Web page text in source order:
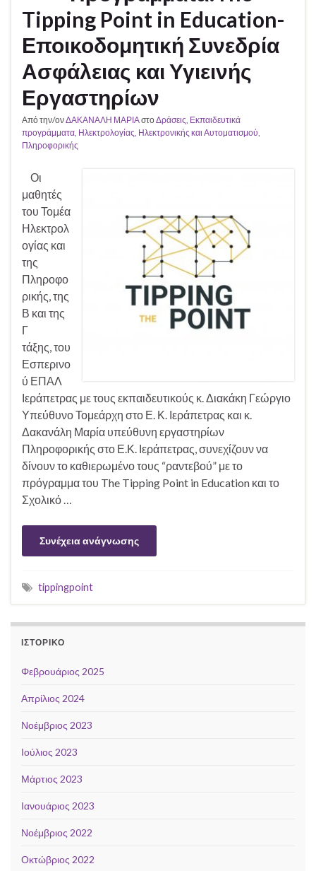
Tipping Point in Education-
Εποικοδομητική Συνεδρία
Ασφάλειας και Υγιεινής
Εργαστηρίων
Από την/ονΔΑΚΑΝΑΛΗ ΜΑΡΙΑστοΔράσεις, Εκπαιδευτικά
προγράμματα, Ηλεκτρολογίας, Ηλεκτρονικής και Αυτοματισμού,
Πληροφορικής
Οι
μαθητές
του Τομέα
Ηλεκτρολ
ογίας και
της
Πληροφο
ρικής, της
Β και της
Γ
τάξης, του
Εσπερινο
ύ ΕΠΑΛ
Ιεράπετρας με τους εκπαιδευτικούς κ. Διακάκη Γεώργιο
Υπεύθυνο Τομεάρχη στο Ε. Κ. Ιεράπετρας και κ.
Δακανάλη Μαρία υπεύθυνη εργαστηρίων
Πληροφορικής στο Ε.Κ. Ιεράπετρας, συνεχίζουν να
δίνουν το καθιερωμένο τους “ραντεβού” με το
πρόγραμμα του The Tipping Point in Education και το
Σχολικό …
Συνέχεια ανάγνωσης
tippingpoint
ΙΣΤΟΡΙΚΌ
Φεβρουάριος 2025
Απρίλιος 2024
Νοέμβριος 2023
Ιούλιος 2023
Μάρτιος 2023
Ιανουάριος 2023
Νοέμβριος 2022
Οκτώβριος 2022